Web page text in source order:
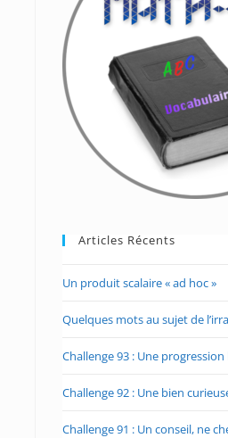
Articles Récents
Un produit scalaire « ad hoc »
Quelques mots au sujet de
Challenge 93 : Une
Challenge 92 : Une bien
Challenge 91 : Un conseil, ne